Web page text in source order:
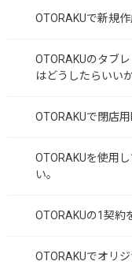
OTORAKUで新規
OTORAKUのタブ
はどうしたらいいか
OTORAKUで閉店
OTORAKUを使用
い。
OTORAKUの1契約
OTORAKUでオリ